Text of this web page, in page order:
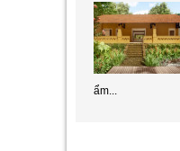
ẩm...